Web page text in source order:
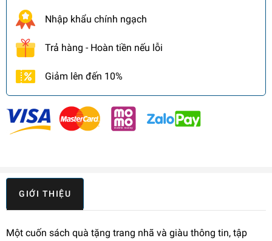
Nhập khẩu chính ngạch
Trả hàng - Hoàn tiền nếu lỗi
Giảm lên đến 10%
GIỚI THIỆU
Một cuốn sách quà tặng trang nhã và giàu thông tin, tập